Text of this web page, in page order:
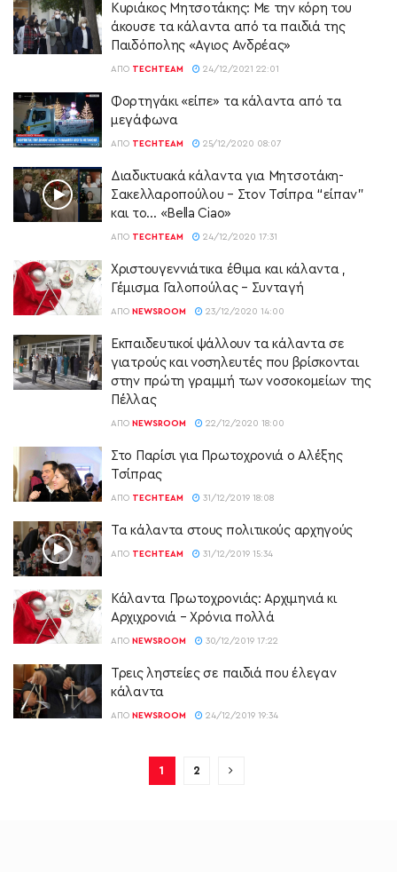
Κυριάκος Μητσοτάκης: Με την κόρη του
άκουσε τα κάλαντα από τα παιδιά της
Παιδόπολης «Αγιος Ανδρέας»
ΑΠΌ TECHTEAM 24/12/2021 22:01
Φορτηγάκι «είπε» τα κάλαντα από τα
μεγάφωνα
ΑΠΌ TECHTEAM 25/12/2020 08:07
Διαδικτυακά κάλαντα για Μητσοτάκη-
Σακελλαροπούλου – Στον Τσίπρα “είπαν”
και το… «Bella Ciao»
ΑΠΌ TECHTEAM 24/12/2020 17:31
Χριστουγεννιάτικα έθιμα και κάλαντα ,
Γέμισμα Γαλοπούλας – Συνταγή
ΑΠΌ NEWSROOM 23/12/2020 14:00
Εκπαιδευτικοί ψάλλουν τα κάλαντα σε
γιατρούς και νοσηλευτές που βρίσκονται
στην πρώτη γραμμή των νοσοκομείων της
Πέλλας
ΑΠΌ NEWSROOM 22/12/2020 18:00
Στο Παρίσι για Πρωτοχρονιά ο Αλέξης
Τσίπρας
ΑΠΌ TECHTEAM 31/12/2019 18:08
Τα κάλαντα στους πολιτικούς αρχηγούς
ΑΠΌ TECHTEAM 31/12/2019 15:34
Κάλαντα Πρωτοχρονιάς: Αρχιμηνιά κι
Αρχιχρονιά – Χρόνια πολλά
ΑΠΌ NEWSROOM 30/12/2019 17:22
Τρεις ληστείες σε παιδιά που έλεγαν
κάλαντα
ΑΠΌ NEWSROOM 24/12/2019 19:34
1 2